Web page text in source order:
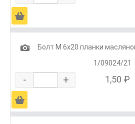
Ä
1
Болт М 6х20 планки
1/09024/21
- + 1,50 ₽
Ä